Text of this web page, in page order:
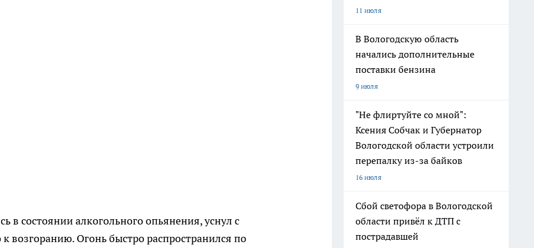
в состоянии алкогольного опьянения, уснул с
возгоранию. Огонь быстро распространился по
11 июля
В Вологодскую область
начались дополнительные
поставки бензина
9 июля
"Не флиртуйте со мной":
Ксения Собчак и Губернатор
Вологодской области устроили
перепалку из-за байков
16 июля
Сбой светофора в Вологодской
области привёл к ДТП с
пострадавшей